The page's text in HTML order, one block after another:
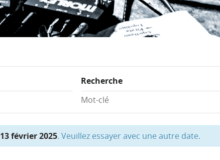
Recherche
13 février 2025. Veuillez essayer avec une autre date.